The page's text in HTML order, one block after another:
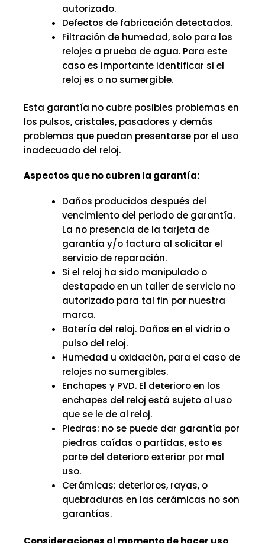
autorizado.
Defectos de fabricación detectados.
Filtración de humedad, solo para los
relojes a prueba de agua. Para este
caso es importante identificar si el
reloj es o no sumergible.
Esta garantía no cubre posibles problemas en
los pulsos, cristales, pasadores y demás
problemas que puedan presentarse por el uso
inadecuado del reloj.
Aspectos que no cubren la garantía:
Daños producidos después del
vencimiento del periodo de garantía.
La no presencia de la tarjeta de
garantía y/o factura al solicitar el
servicio de reparación.
Si el reloj ha sido manipulado o
destapado en un taller de servicio no
autorizado para tal fin por nuestra
marca.
Batería del reloj. Daños en el vidrio o
pulso del reloj.
Humedad u oxidación, para el caso de
relojes no sumergibles.
Enchapes y PVD. El deterioro en los
enchapes del reloj está sujeto al uso
que se le de al reloj.
Piedras: no se puede dar garantía por
piedras caídas o partidas, esto es
parte del deterioro exterior por mal
uso.
Cerámicas: deterioros, rayas, o
quebraduras en las cerámicas no son
garantías.